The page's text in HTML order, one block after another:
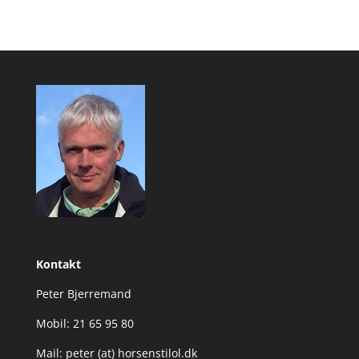
Kontakt
Peter Bjerremand
Mobil: 21 65 95 80
Mail: peter (at) horsenstilol.dk